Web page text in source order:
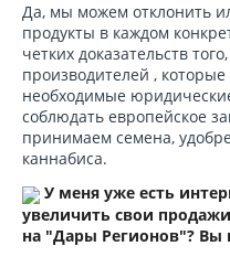
Да, мы можем отклонить
продукты в каждом
четких доказательств
производителей ,
необходимые
соблюдать европейское
принимаем семена,
каннабиса.
У меня уже есть
увеличить свои
на "Дары Регионов"?